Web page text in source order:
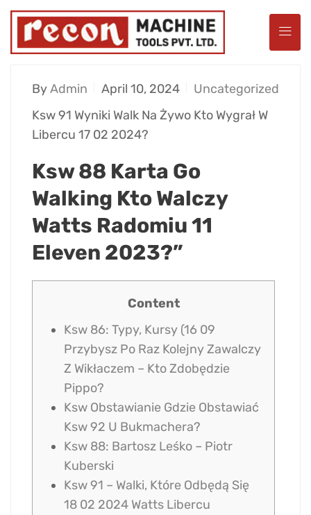
ByAdmin April 10, 2024
Uncategorized
Ksw 91 Wyniki Walk Na Żywo Kto Wygrał W
Libercu 17 02 2024?
Ksw 88 Karta Go
Walking Kto Walczy
Watts Radomiu 11
Eleven 2023?”
Content
Ksw 86: Typy, Kursy (16 09
Przybysz Po Raz Kolejny Zawalczy
Z Wikłaczem – Kto Zdobędzie
Pippo?
Ksw Obstawianie Gdzie Obstawiać
Ksw 92 U Bukmachera?
Ksw 88: Bartosz Leśko – Piotr
Kuberski
Ksw 91 – Walki, Które Odbędą Się
18 02 2024 Watts Libercu